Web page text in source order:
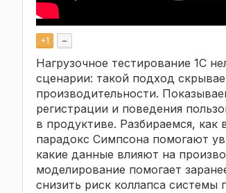
+1 –
Нагрузочное тестирование 1С
сценарии: такой подход
производительности.
регистрации и поведения
в продуктиве. Разбираемся, как
парадокс Симпсона помогают
какие данные влияют на
моделирование помогает
снизить риск коллапса системы